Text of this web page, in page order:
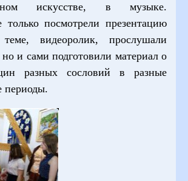
искусстве, в музыке.
посмотрели презентацию
видеоролик, прослушали
но и сами подготовили материал о
разных сословий в разные
периоды.